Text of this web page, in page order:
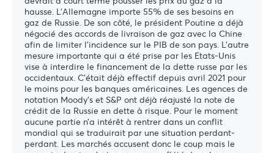
hausse. L’Allemagne importe 55% de ses besoins en
gaz de Russie. De son côté, le président Poutine a déjà
négocié des accords de livraison de gaz avec la Chine
afin de limiter l’incidence sur le PIB de son pays. L’autre
mesure importante qui a été prise par les Etats-Unis
vise à interdire le financement de la dette russe par les
occidentaux. C’était déjà effectif depuis avril 2021 pour
le moins pour les banques américaines. Les agences de
notation Moody’s et S&P ont déjà réajusté la note de
crédit de la Russie en dette à risque. Pour le moment
aucune partie n’a intérêt à rentrer dans un conflit
mondial qui se traduirait par une situation perdant-
perdant. Les marchés accusent donc le coup mais le